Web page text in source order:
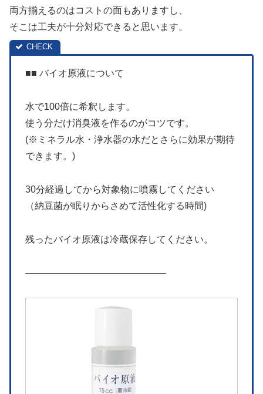
両方揃えるのはコストの面もありますし、
そこは工夫が十分対応できると思います。
■■ バイオ原液について
水で100倍に希釈します。
使う分だけ消臭液を作るのがコツです。
(※ミネラル水・浄水器の水だとさらに効果が期待
できます。)
30分経過してから対象物に噴霧してください
（納豆菌が眠りからさめて活性化する時間)
残ったバイオ原液は冷蔵保存してください。
———————————————